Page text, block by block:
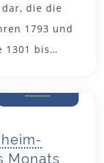
die die
1793 und
1301 bis…
Monats